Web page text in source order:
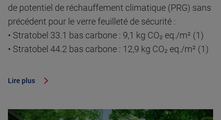
de potentiel de réchauffement climatique (PRG) sans
précédent pour le verre feuilleté de sécurité :
• Stratobel 33.1 bas carbone : 9,1 kg CO₂ eq./m² (1)
• Stratobel 44.2 bas carbone : 12,9 kg CO₂ eq./m² (1)
Lire plus